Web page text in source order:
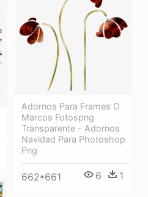
Adornos Para Frames O
Marcos Fotospng
Transparente - Adornos
Navidad Para Photoshop
Png
662*661 6 1